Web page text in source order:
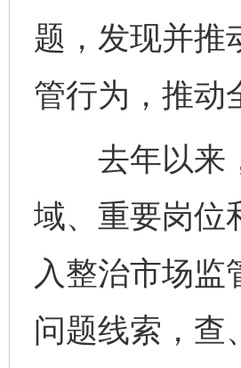
题，发现并推
管行为，推动
去年以来，
域、重要岗位
入整治市场
问题线索，查